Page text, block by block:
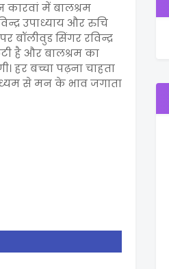
कारवां में बालश्रम
उपाध्याय और रुचि
सिंगर रविन्द्र
है और बालश्रम का
हर बच्चा पढ़ना चाहता
से मन के भाव जगाता